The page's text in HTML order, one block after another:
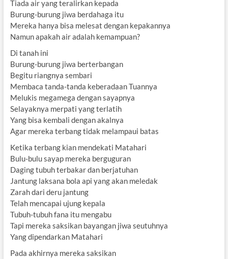
Tiada air yang teralirkan kepada
Burung-burung jiwa berdahaga itu
Mereka hanya bisa melesat dengan kepakannya
Namun apakah air adalah kemampuan?
Di tanah ini
Burung-burung jiwa berterbangan
Begitu riangnya sembari
Membaca tanda-tanda keberadaan Tuannya
Melukis megamega dengan sayapnya
Selayaknya merpati yang terlatih
Yang bisa kembali dengan akalnya
Agar mereka terbang tidak melampaui batas
Ketika terbang kian mendekati Matahari
Bulu-bulu sayap mereka berguguran
Daging tubuh terbakar dan berjatuhan
Jantung laksana bola api yang akan meledak
Zarah dari deru jantung
Telah mencapai ujung kepala
Tubuh-tubuh fana itu mengabu
Tapi mereka saksikan bayangan jiwa seutuhnya
Yang dipendarkan Matahari
Pada akhirnya mereka saksikan